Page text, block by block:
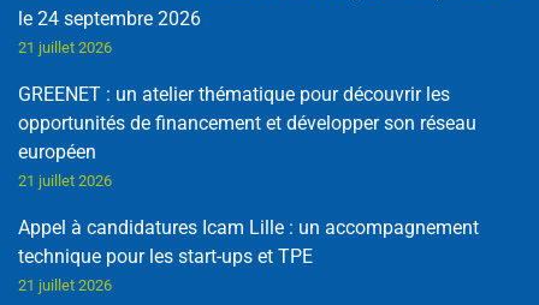
le 24 septembre 2026
21 juillet 2026
GREENET : un atelier thématique pour découvrir les
opportunités de financement et développer son réseau
européen
21 juillet 2026
Appel à candidatures Icam Lille : un accompagnement
technique pour les start-ups et TPE
21 juillet 2026